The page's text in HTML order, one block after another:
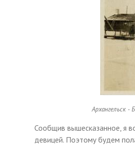
Архангельск -
Сообщив вышесказанное, я
девицей. Поэтому будем